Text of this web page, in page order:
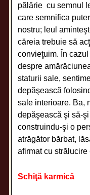
pălărie cu semnul
care semnifica
nostru; leul
căreia trebuie să
convieţuim. În
despre
staturii sale,
depăşească
sale interioare. Ba,
depăşească şi să-
construindu-şi o
atrăgător bărbat,
afirmat cu
Schiţă karmică